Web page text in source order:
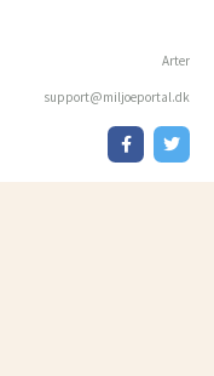
Arter
support@miljoeportal.dk